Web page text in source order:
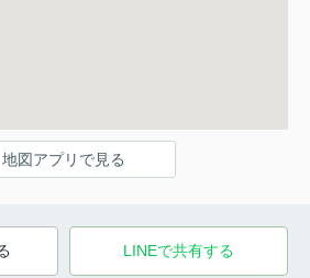
地図アプリで見る
LINEで共有する